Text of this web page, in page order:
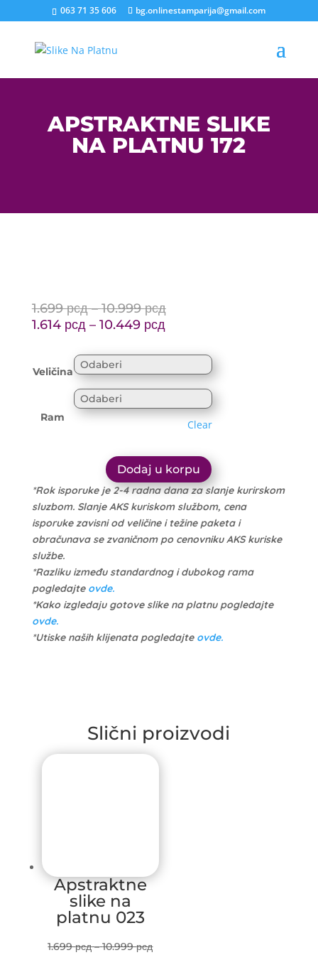
063 71 35 606 bg.onlinestamparija@gmail.com
APSTRAKTNE SLIKE
NA PLATNU 172
1.699рсд – 10.999рсдPrice
through
10.999 рсд
1.614 рсд – 10.449 рсдPrice
1.614 рсд
through
10.449 рсд
Veličina
Ram
Clear
Dodaj u korpu
*Rok isporuke je 2-4 radna dana za slanje kurirskom
sluzbom. Slanje AKS kuriskom službom, cena
isporuke zavisni od veličine i težine paketa i
obračunava se zvaničnom po cenovniku AKS kuriske
službe.
*Razliku između standardnog i dubokog rama
pogledajte ovde.
*Kako izgledaju gotove slike na platnu pogledajte
ovde.
*Utiske naših klijenata pogledajte ovde.
Slični proizvodi
Apstraktne
slike na
platnu 023
1.699рсд – 10.999рсдPrice